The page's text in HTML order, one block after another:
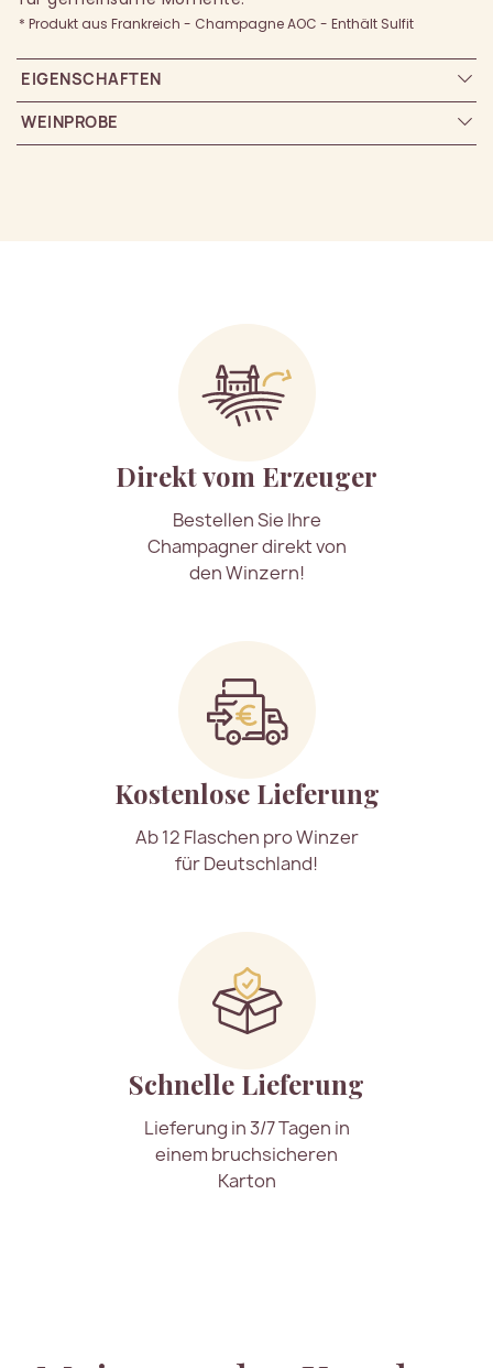
* Produkt aus Frankreich - Champagne AOC - Enthält Sulfit
EIGENSCHAFTEN
WEINPROBE
Direkt vom Erzeuger
Bestellen Sie Ihre
Champagner direkt von
den Winzern!
Kostenlose Lieferung
Ab 12 Flaschen pro Winzer
für Deutschland!
Schnelle Lieferung
Lieferung in 3/7 Tagen in
einem bruchsicheren
Karton